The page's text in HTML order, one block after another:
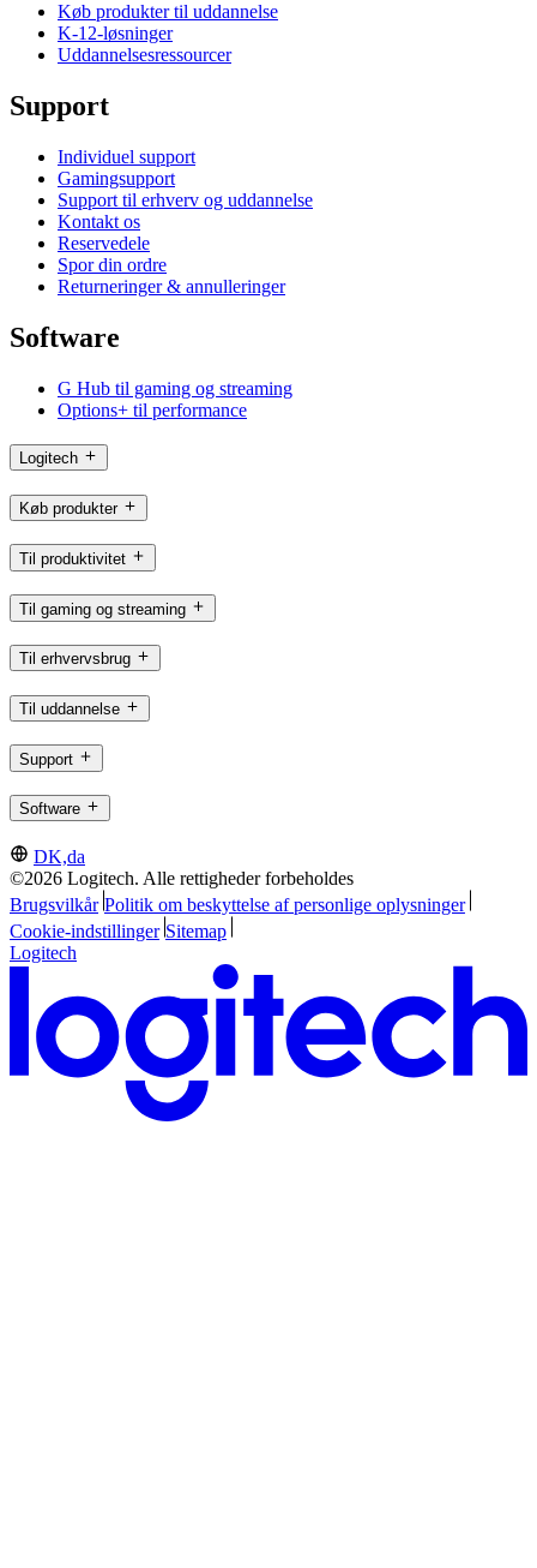
Køb produkter til uddannelse
K-12-løsninger
Uddannelsesressourcer
Support
Individuel support
Gamingsupport
Support til erhverv og uddannelse
Kontakt os
Reservedele
Spor din ordre
Returneringer & annulleringer
Software
G Hub til gaming og streaming
Options+ til performance
Logitech
Køb produkter
Til produktivitet
Til gaming og streaming
Til erhvervsbrug
Til uddannelse
Support
Software
DK,da
©2026 Logitech. Alle rettigheder forbeholdes
Brugsvilkår Politik om beskyttelse af personlige oplysninger
Cookie-indstillinger Sitemap
Logitech